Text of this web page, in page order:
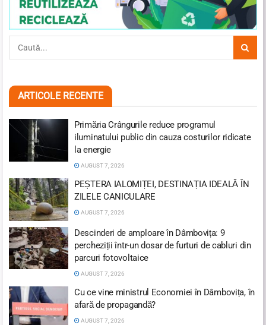
ARTICOLE RECENTE
Primăria Crângurile reduce programul
iluminatului public din cauza costurilor ridicate
la energie
AUGUST 7, 2026
PEȘTERA IALOMIȚEI, DESTINAȚIA IDEALĂ ÎN
ZILELE CANICULARE
AUGUST 7, 2026
Descinderi de amploare în Dâmbovița: 9
percheziții într-un dosar de furturi de cabluri din
parcuri fotovoltaice
AUGUST 7, 2026
Cu ce vine ministrul Economiei în Dâmbovița, în
afară de propagandă?
AUGUST 7, 2026